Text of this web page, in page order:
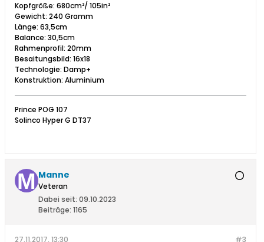
Kopfgröße: 680cm²/ 105in²
Gewicht: 240 Gramm
Länge: 63,5cm
Balance: 30,5cm
Rahmenprofil: 20mm
Besaitungsbild: 16x18
Technologie: Damp+
Konstruktion: Aluminium
Prince POG 107
Solinco Hyper G DT37
Manne
Veteran
Dabei seit: 09.10.2023
Beiträge: 1165
#3
27.11.2017, 13:30